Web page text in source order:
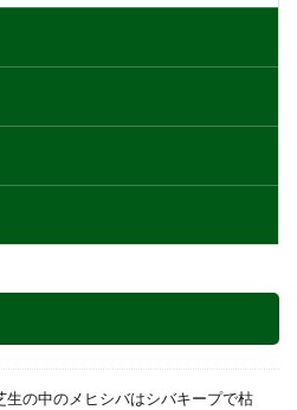
生の中のメヒシバはシバキープで枯